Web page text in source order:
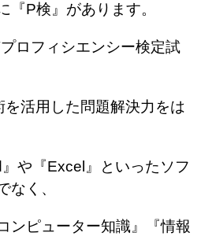
『P検』があります。
プロフィシエンシー検定試
活用した問題解決力をは
や『Excel』といったソフ
なく、
ンピューター知識』『情報